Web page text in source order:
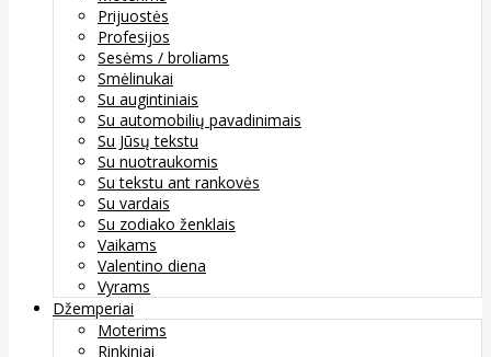
Prijuostės
Profesijos
Sesėms / broliams
Smėlinukai
Su augintiniais
Su automobilių pavadinimais
Su Jūsų tekstu
Su nuotraukomis
Su tekstu ant rankovės
Su vardais
Su zodiako ženklais
Vaikams
Valentino diena
Vyrams
Džemperiai
Moterims
Rinkiniai